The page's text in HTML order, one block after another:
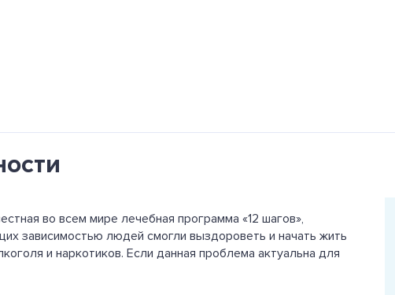
во всем мире лечебная программа «12 шагов»,
зависимостью людей смогли выздороветь и начать жить
и наркотиков. Если данная проблема актуальна для